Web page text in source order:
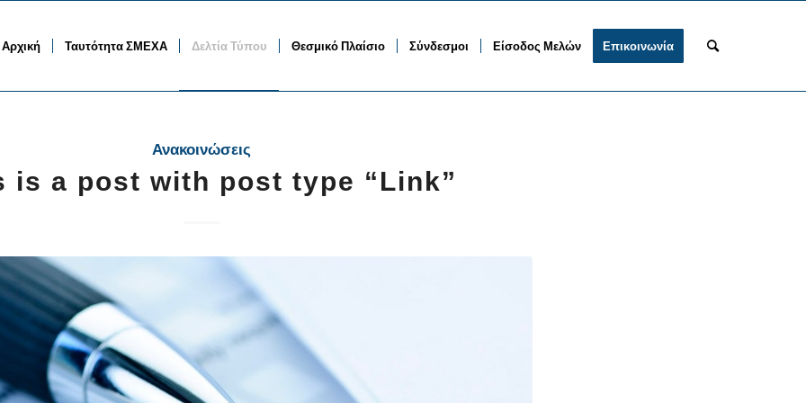
Αρχική Ταυτότητα ΣΜΕΧΑ Δελτία Τύπου Θεσμικό Πλαίσιο Σύνδεσμοι Είσοδος Μελών Επικοινωνία
Ανακοινώσεις
is a post with post type “Link”